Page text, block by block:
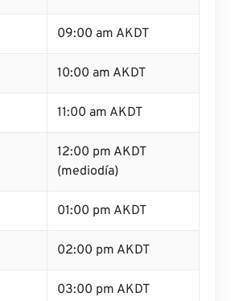
09:00 am AKDT
10:00 am AKDT
11:00 am AKDT
12:00 pm AKDT
(mediodía)
01:00 pm AKDT
02:00 pm AKDT
03:00 pm AKDT